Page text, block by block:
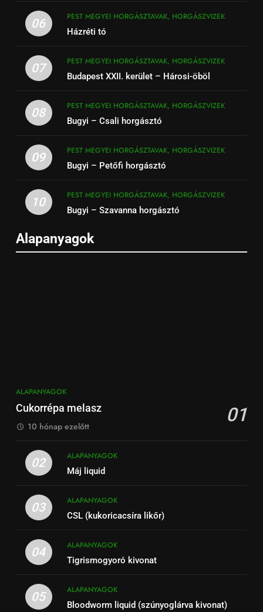
06
PEST MEGYEI HORGÁSZTAVAK, HORGÁSZVIZEK
Házréti tó
07
PEST MEGYEI HORGÁSZTAVAK, HORGÁSZVIZEK
Budapest XXII. kerület – Hárosi-öböl
08
PEST MEGYEI HORGÁSZTAVAK, HORGÁSZVIZEK
Bugyi – Csali horgásztó
09
PEST MEGYEI HORGÁSZTAVAK, HORGÁSZVIZEK
Bugyi – Petőfi horgásztó
10
PEST MEGYEI HORGÁSZTAVAK, HORGÁSZVIZEK
Bugyi – Szavanna horgásztó
Alapanyagok
ALAPANYAGOK
Cukorrépa melasz 01
10 hónap ezelőtt
02
ALAPANYAGOK
Máj liquid
03
ALAPANYAGOK
CSL (kukoricacsíra likőr)
04
ALAPANYAGOK
Tigrismogyoró kivonat
05
ALAPANYAGOK
Bloodworm liquid (szúnyoglárva kivonat)